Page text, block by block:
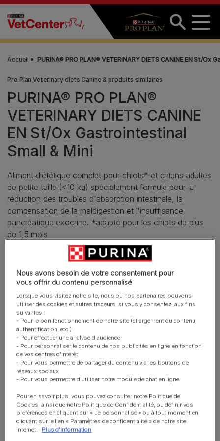
Aller au contenu principal
Accueil PURINA® PRO PLAN® VETERINARY DIETS CANINE EN St/Ox
Pro Plan Veterinary diets Canine & produits similaires
PURINA® PRO PLAN®
VETERINARY DIETS CANINE
EN St/Ox Gastrointestinal
Small & Mini
Aliment diététique complet pour chiots* et chiens adultes
de petite taille (<10 kg) spécialement formulé pour la
réduction des troubles d'absorption intestinale, la
compensation de la maldigestion et l'insuffisance
pancréatique exocrine. *adapté pour les chiots de plus
de 1,5 mois
Nous avons besoin de votre consentement pour
vous offrir du contenu personnalisé
Lorsque vous visitez notre site, nous ou nos partenaires pouvons
utiliser des cookies et autres traceurs, si vous y consentez, aux fins
suivantes :
- Pour le bon fonctionnement de notre site (chargement du contenu,
authentification, etc.)
- Pour effectuer une analyse d'audience
- Pour personnaliser le contenu de nos publicités en ligne en fonction
de vos centres d'intérêt
- Pour vous permettre de partager du contenu via les boutons de
réseaux sociaux
- Pour vous permettre d'utiliser notre module de chat en ligne
Pour en savoir plus, vous pouvez consulter notre Politique de
Cookies, ainsi que notre Politique de Confidentialité, ou définir vos
préférences en cliquant sur « Je personnalise » ou à tout moment en
cliquant sur le lien « Paramètres de confidentialité » de notre site
internet.
Plus d'information